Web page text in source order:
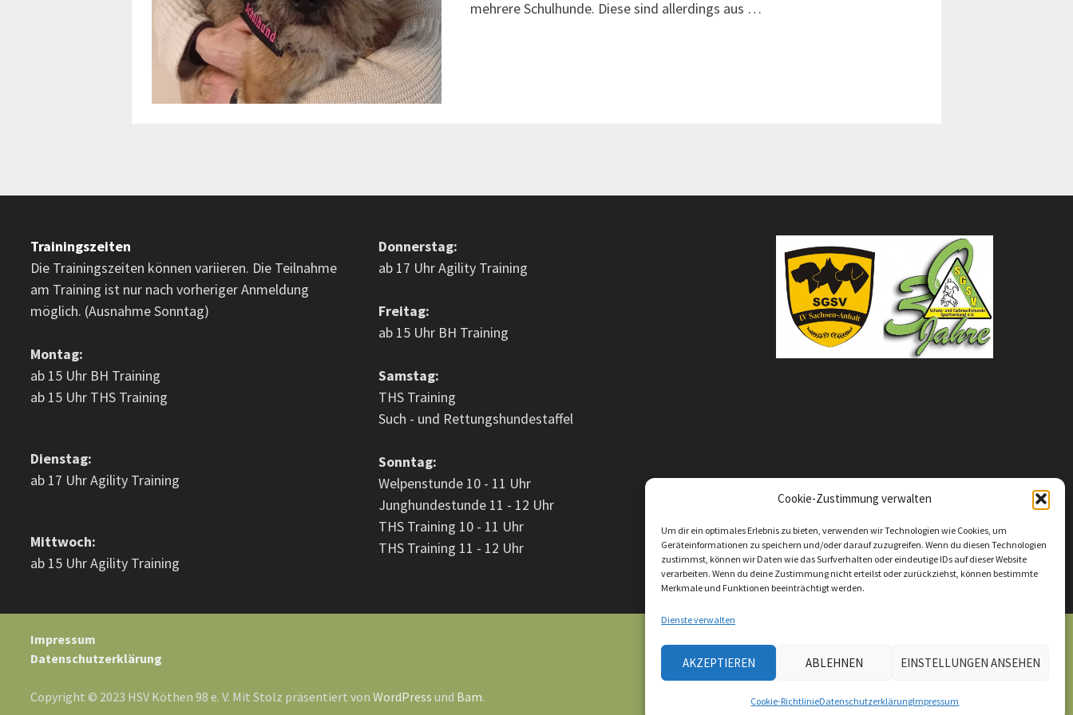
Cookie-Zustimmung verwalten
Um dir ein optimales Erlebnis zu bieten, verwenden wir Technologien wie Cookies, um
Geräteinformationen zu speichern und/oder darauf zuzugreifen. Wenn du diesen Technologien
zustimmst, können wir Daten wie das Surfverhalten oder eindeutige IDs auf dieser Website
verarbeiten. Wenn du deine Zustimmung nicht erteilst oder zurückziehst, können bestimmte
Merkmale und Funktionen beeinträchtigt werden.
Dienste verwalten
AKZEPTIEREN ABLEHNEN EINSTELLUNGEN ANSEHEN
Cookie-RichtlinieDatenschutzerklärungImpressum
mehrere Schulhunde. Diese sind allerdings aus …
Trainingszeiten
Die Trainingszeiten können variieren. Die Teilnahme
am Training ist nur nach vorheriger Anmeldung
möglich. (Ausnahme Sonntag)
Montag:
ab 15 Uhr BH Training
ab 15 Uhr THS Training
Dienstag:
ab 17 Uhr Agility Training
Mittwoch:
ab 15 Uhr Agility Training
Donnerstag:
ab 17 Uhr Agility Training
Freitag:
ab 15 Uhr BH Training
Samstag:
THS Training
Such - und Rettungshundestaffel
Sonntag:
Welpenstunde 10 - 11 Uhr
Junghundestunde 11 - 12 Uhr
THS Training 10 - 11 Uhr
THS Training 11 - 12 Uhr
Impressum
Datenschutzerklärung
Copyright © 2023 HSV Köthen 98 e. V. Mit Stolz präsentiert vonWordPress und Bam.